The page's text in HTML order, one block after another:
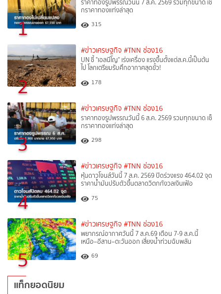
1
ราคาทองรูปพรรณวันนี้ 7 ส.ค. 2569 รวมทุกขนาด เช็
กราคาทองแท่งล่าสุด
315
2
#ข่าวเศรษฐกิจ #TNN ช่อง16
UN ชี้ "เอลนีโญ" เร่งเครื่อง แรงขึ้นตั้งแต่ส.ค.นี้เป็นต้น
ไป โลกเตรียมรับศึกอากาศสุดขั้ว!
178
3
#ข่าวเศรษฐกิจ #TNN ช่อง16
ราคาทองรูปพรรณวันนี้ 6 ส.ค. 2569 รวมทุกขนาด เช็
กราคาทองแท่งล่าสุด
298
4
#ข่าวเศรษฐกิจ #TNN ช่อง16
หุ้นดาวโจนส์วันนี้ 7 ส.ค. 2569 ปิดร่วงแรง 464.02 จุด
ราคาน้ำมันปรับตัวขึ้นตลาดวิตกกังวลเงินเฟ้อ
75
5
#ข่าวเศรษฐกิจ #TNN ช่อง16
พยากรณ์อากาศวันนี้ 7 ส.ค.69 เตือน 7-9 ส.ค.นี้
เหนือ–อีสาน–ตะวันออก เสี่ยงน้ำท่วมฉับพลัน
69
แท็กยอดนิยม